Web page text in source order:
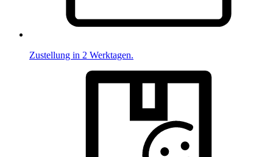
Zustellung in 2 Werktagen.